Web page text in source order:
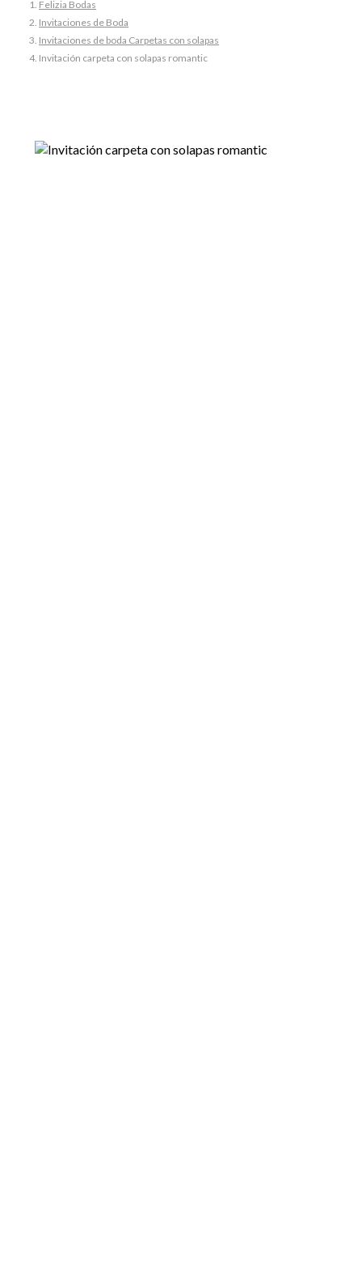
Felizia Bodas
Invitaciones de Boda
Invitaciones de boda Carpetas con solapas
Invitación carpeta con solapas romantic